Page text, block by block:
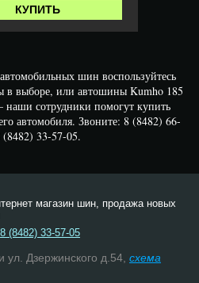
КУПИТЬ
шин воспользуйтесь
выборе, или автошины Kumho 185
наши сотрудники помогут купить
автомобиля. Звоните: 8 (8482) 66-
33-57-05.
магазин шин, продажа новых
8 (8482) 33-57-05
ул. Дзержинского д.54, схема